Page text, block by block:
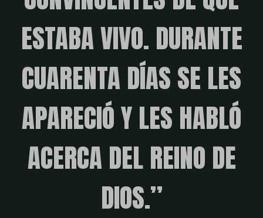
ESTABA VIVO. DURANTE
CUARENTA DÍAS SE LES
APARECIÓ Y LES HABLÓ
ACERCA DEL REINO DE
DIOS.”